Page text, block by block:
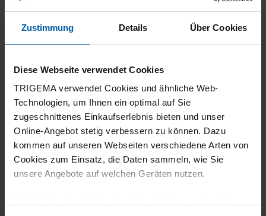
Zustimmung Details Über Cookies
Diese Webseite verwendet Cookies
TRIGEMA verwendet Cookies und ähnliche Web-
Technologien, um Ihnen ein optimal auf Sie
zugeschnittenes Einkaufserlebnis bieten und unser
Online-Angebot stetig verbessern zu können. Dazu
kommen auf unseren Webseiten verschiedene Arten von
Cookies zum Einsatz, die Daten sammeln, wie Sie
unsere Angebote auf welchen Geräten nutzen.
Angefragte Menge *
Mehrzeiliger Text